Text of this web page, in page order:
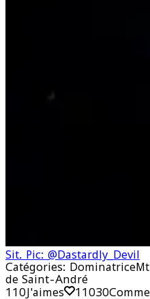
Sit. Pic: @Dastardly_Devil
Catégories: Dominatrice
de Saint-André
110J'aimes 11030